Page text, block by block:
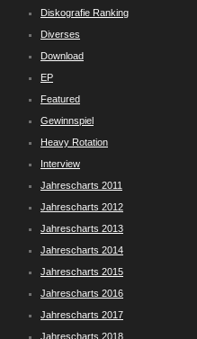
Diskografie Ranking
Diverses
Download
EP
Featured
Gewinnspiel
Heavy Rotation
Interview
Jahrescharts 2011
Jahrescharts 2012
Jahrescharts 2013
Jahrescharts 2014
Jahrescharts 2015
Jahrescharts 2016
Jahrescharts 2017
Jahrescharts 2018